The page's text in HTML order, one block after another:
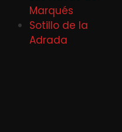
Marqués
Sotillo de la
Adrada